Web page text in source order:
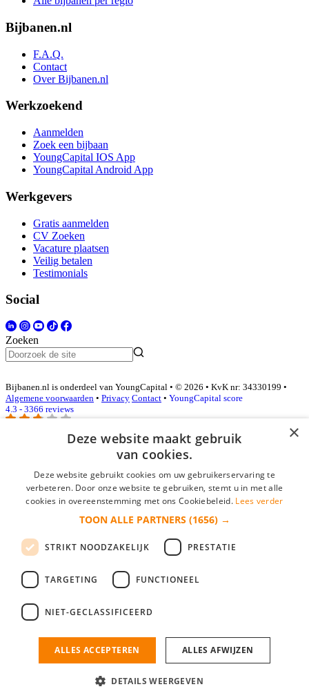
Bijbanen.nl
F.A.Q.
Contact
Over Bijbanen.nl
Werkzoekend
Aanmelden
Zoek een bijbaan
YoungCapital IOS App
YoungCapital Android App
Werkgevers
Gratis aanmelden
CV Zoeken
Vacature plaatsen
Veilig betalen
Testimonials
Social
Zoeken
Bijbanen.nl is onderdeel van YoungCapital • © 2026 • KvK nr: 34330199 •
Algemene voorwaarden • Privacy Contact • YoungCapital score
4.3 - 3366 reviews
E-mail*
login gegevens onthouden
login
Bedrijf aanmelden
nieuwe collega/werknemer zo gevonden!
×
Deze website maakt gebruik
van cookies.
Deze website gebruikt cookies om uw gebruikerservaring te
verbeteren. Door onze website te gebruiken, stemt u in met alle
cookies in overeenstemming met ons Cookiebeleid. Lees verder
TOON ALLE PARTNERS (1656) →
STRIKT NOODZAKELIJK PRESTATIE
TARGETING FUNCTIONEEL
NIET-GECLASSIFICEERD
ALLES ACCEPTEREN ALLES AFWIJZEN
DETAILS WEERGEVEN